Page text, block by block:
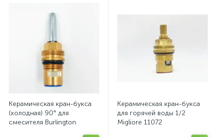
Керамическая кран-букса
(холодная) 90° для
смесителя Burlington
Керамическая кран-букса
для горячей воды 1/2
Migliore 11072